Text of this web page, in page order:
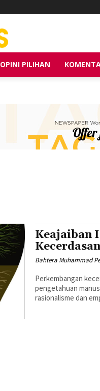
OPINI PILIHAN
Keajaiban
Bahtera Muhammad
Perkembangan
pengetahuan
rasionalisme dan